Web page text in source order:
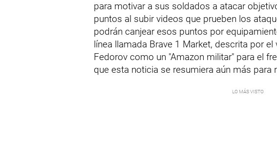
para motivar a sus soldados a atacar
puntos al subir videos que prueben los
podrán canjear esos puntos por
línea llamada Brave 1 Market, descrita por
Fedorov como un "Amazon militar" para el
que esta noticia se resumiera aún más para